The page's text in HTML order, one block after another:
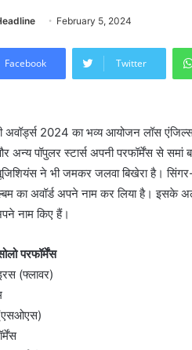
February 5, 2024
Facebook Twitter
अवॉर्ड्स 2024 का भव्य आयोजन लॉस
अन्य पॉपुलर स्टार्स अपनी परफॉर्मेंस से
ने भी जमकर जलवा बिखेरा है।
का अवॉर्ड अपने नाम कर लिया है।
नाम किए हैं।
परफॉर्मेंस
(फ्लावर)